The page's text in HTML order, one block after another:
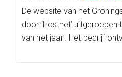
De website van het
door ‘Hostnet’ uitgeroepen
van het jaar’. Het bedrijf